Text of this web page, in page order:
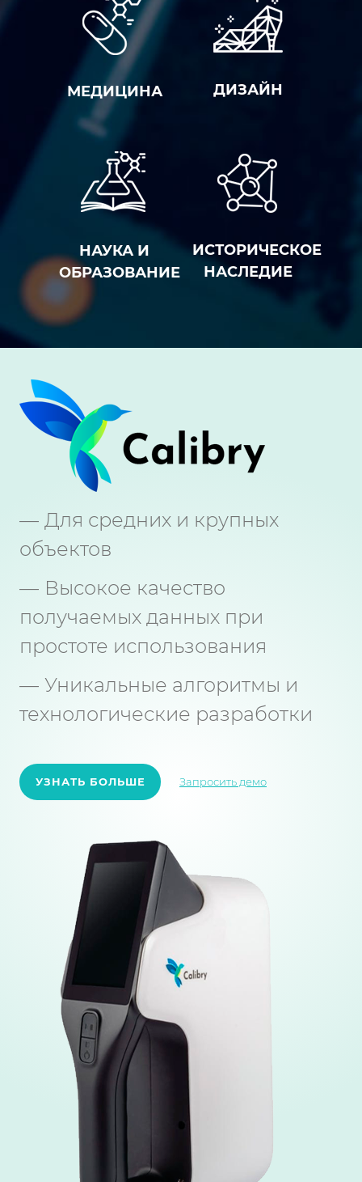
МЕДИЦИНА ДИЗАЙН
НАУКА И
ОБРАЗОВАНИЕ
ИСТОРИЧЕСКОЕ
НАСЛЕДИЕ
Для средних и крупных
объектов
Высокое качество
получаемых данных при
простоте использования
Уникальные алгоритмы и
технологические разработки
УЗНАТЬ БОЛЬШЕ Запросить демо